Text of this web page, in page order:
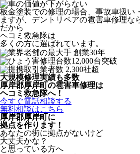
板金塗装での修理の場合、事故車扱い
ますが、デントリペアの雹害車修理な
だから
ヘコミ救急隊は
多くの方に選ばれています。
大規模修理実績も多数
厚岸郡厚岸町の雹害車修理は
ヘコミ救急隊へ！
今すぐ電話相談する
無料相談はこちら
厚岸郡厚岸町に
拠点を作ります！
あなたの街に拠点がないけど
大丈夫かな？
と思っている方へ